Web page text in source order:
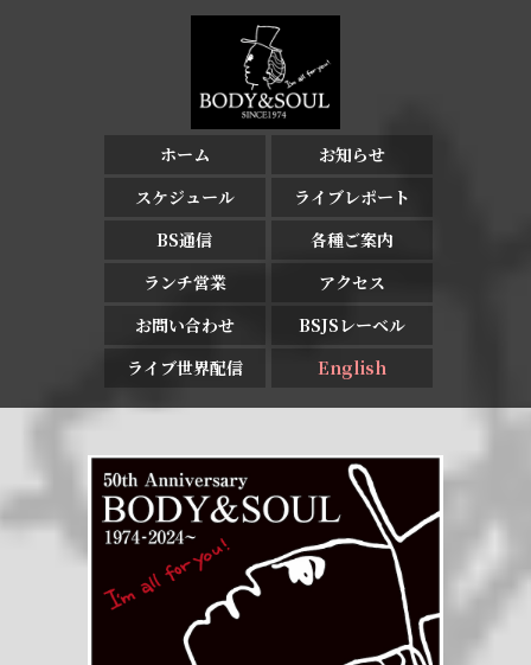
ホーム
お知らせ
スケジュール
ライブレポート
BS通信
各種ご案内
ランチ営業
アクセス
お問い合わせ
BSJSレーベル
ライブ世界配信
English